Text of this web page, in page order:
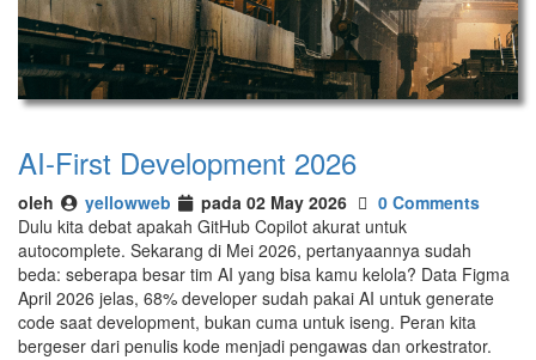
AI-First Development 2026
oleh yellowweb pada 02 May 2026
0 Comments
Dulu kita debat apakah GitHub Copilot akurat untuk
autocomplete. Sekarang di Mei 2026, pertanyaannya sudah
beda: seberapa besar tim AI yang bisa kamu kelola? Data Figma
April 2026 jelas, 68% developer sudah pakai AI untuk generate
code saat development, bukan cuma untuk iseng. Peran kita
bergeser dari penulis kode menjadi pengawas dan orkestrator.